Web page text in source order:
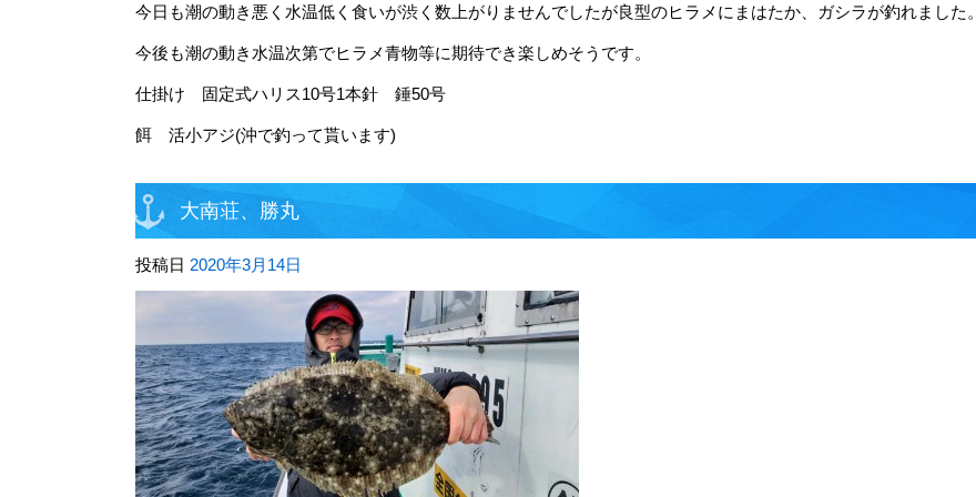
今日も潮の動き悪く水温低く食いが渋く数上がりませんでしたが良型のヒラメにまはたか、ガシラが釣れました。
今後も潮の動き水温次第でヒラメ青物等に期待でき楽しめそうです。
仕掛け 固定式ハリス10号1本針 錘50号
餌 活小アジ(沖で釣って貰います)
大南荘、勝丸
投稿日 2020年3月14日